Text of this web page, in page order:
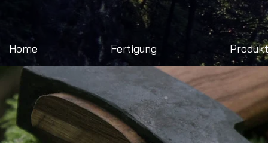
Home Fertigung